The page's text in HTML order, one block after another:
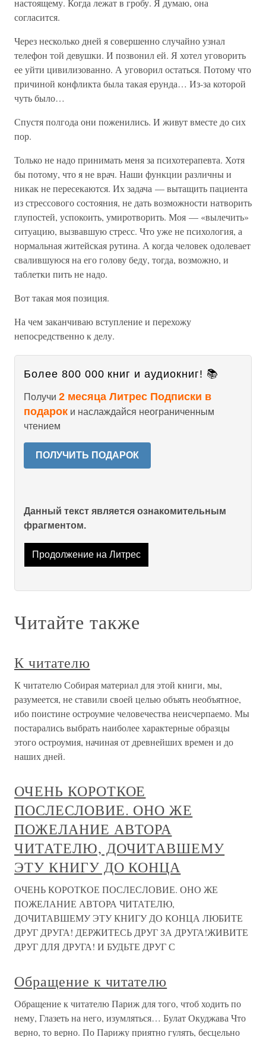
настоящему. Когда лежат в гробу. Я думаю, она
согласится.
Через несколько дней я совершенно случайно узнал
телефон той девушки. И позвонил ей. Я хотел уговорить
ее уйти цивилизованно. А уговорил остаться. Потому что
причиной конфликта была такая ерунда… Из-за которой
чуть было…
Спустя полгода они поженились. И живут вместе до сих
пор.
Только не надо принимать меня за психотерапевта. Хотя
бы потому, что я не врач. Наши функции различны и
никак не пересекаются. Их задача — вытащить пациента
из стрессового состояния, не дать возможности натворить
глупостей, успокоить, умиротворить. Моя — «вылечить»
ситуацию, вызвавшую стресс. Что уже не психология, а
нормальная житейская рутина. А когда человек одолевает
свалившуюся на его голову беду, тогда, возможно, и
таблетки пить не надо.
Вот такая моя позиция.
На чем заканчиваю вступление и перехожу
непосредственно к делу.
Более 800 000 книг и аудиокниг! 📚
Получи 2 месяца Литрес Подписки в
подарок и наслаждайся неограниченным
чтением
ПОЛУЧИТЬ ПОДАРОК
Данный текст является ознакомительным
фрагментом.
Продолжение на Литрес
Читайте также
К читателю
К читателю Собирая материал для этой книги, мы,
разумеется, не ставили своей целью объять необъятное,
ибо поистине остроумие человечества неисчерпаемо. Мы
постарались выбрать наиболее характерные образцы
этого остроумия, начиная от древнейших времен и до
наших дней.
ОЧЕНЬ КОРОТКОЕ
ПОСЛЕСЛОВИЕ. ОНО ЖЕ
ПОЖЕЛАНИЕ АВТОРА
ЧИТАТЕЛЮ, ДОЧИТАВШЕМУ
ЭТУ КНИГУ ДО КОНЦА
ОЧЕНЬ КОРОТКОЕ ПОСЛЕСЛОВИЕ. ОНО ЖЕ
ПОЖЕЛАНИЕ АВТОРА ЧИТАТЕЛЮ,
ДОЧИТАВШЕМУ ЭТУ КНИГУ ДО КОНЦА ЛЮБИТЕ
ДРУГ ДРУГА! ДЕРЖИТЕСЬ ДРУГ ЗА ДРУГА!ЖИВИТЕ
ДРУГ ДЛЯ ДРУГА! И БУДЬТЕ ДРУГ С
Обращение к читателю
Обращение к читателю Париж для того, чтоб ходить по
нему, Глазеть на него, изумляться… Булат Окуджава Что
верно, то верно. По Парижу приятно гулять, бесцельно